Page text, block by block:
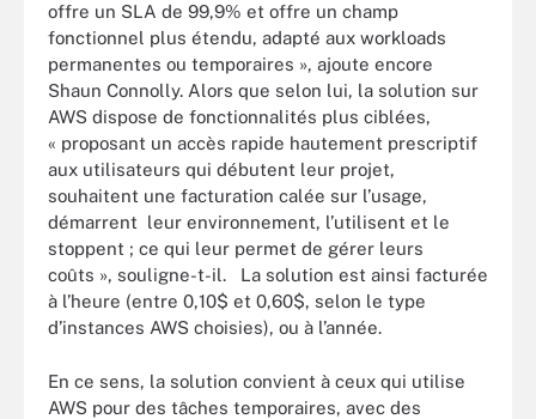
offre un SLA de 99,9% et offre un champ
fonctionnel plus étendu, adapté aux workloads
permanentes ou temporaires », ajoute encore
Shaun Connolly. Alors que selon lui, la solution sur
AWS dispose de fonctionnalités plus ciblées,
« proposant un accès rapide hautement prescriptif
aux utilisateurs qui débutent leur projet,
souhaitent une facturation calée sur l’usage,
démarrent leur environnement, l’utilisent et le
stoppent ; ce qui leur permet de gérer leurs
coûts », souligne-t-il. La solution est ainsi facturée
à l’heure (entre 0,10$ et 0,60$, selon le type
d’instances AWS choisies), ou à l’année.
En ce sens, la solution convient à ceux qui utilise
AWS pour des tâches temporaires, avec des